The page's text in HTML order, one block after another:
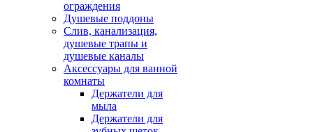
ограждения
Душевые поддоны
Слив, канализация,
душевые трапы и
душевые каналы
Аксессуары для ванной
комнаты
Держатели для
мыла
Держатели для